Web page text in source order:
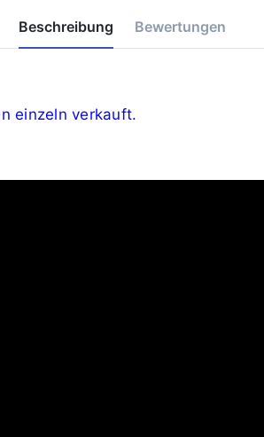
Beschreibung Bewertungen
einzeln verkauft.